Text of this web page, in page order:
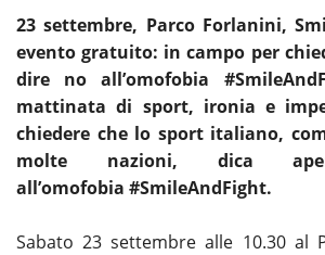
23 settembre, Parco Forlanini,
evento gratuito: in campo per
dire no all’omofobia
mattinata di sport, ironia e
chiedere che lo sport italiano,
molte nazioni, dica
all’omofobia #SmileAndFight.
Sabato 23 settembre alle 10.30 al